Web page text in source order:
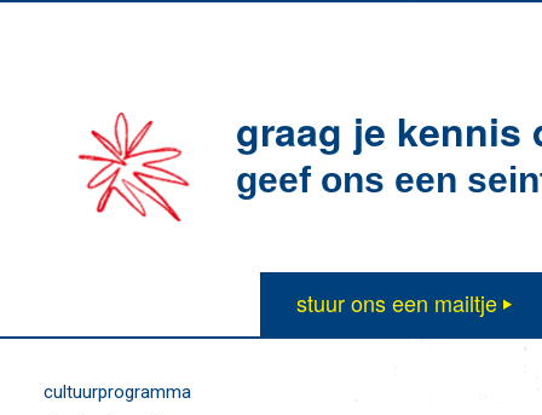
graag je kennis
geef ons een
stuur ons een mailtje
cultuurprogramma